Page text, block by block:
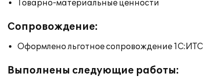
Товарно-материальные ценности
Сопровождение:
Оформлено льготное сопровождение 1С:ИТС
Выполнены следующие работы: